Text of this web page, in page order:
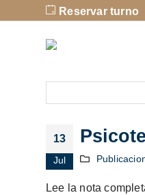
Reservar turno
13
Jul
Lee la nota